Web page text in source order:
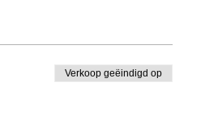
Verkoop geëindigd op